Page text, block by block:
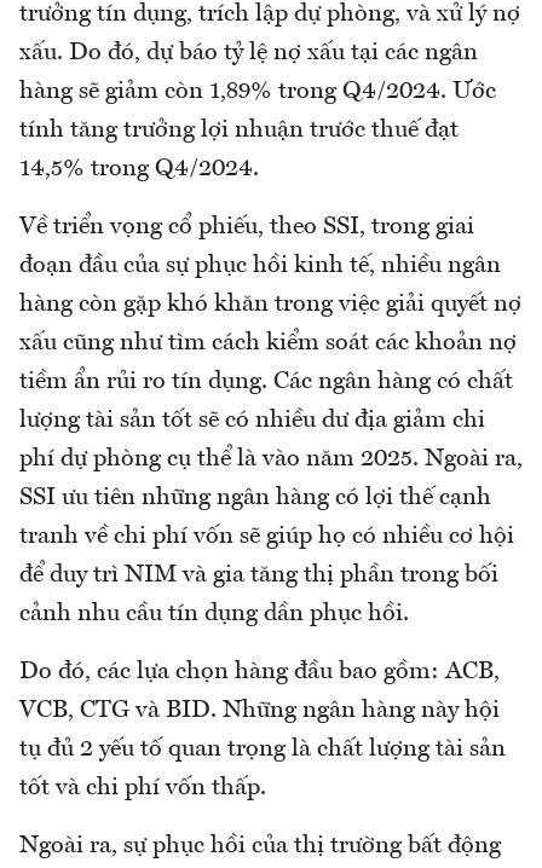
trưởng tín dụng, trích lập dự phòng, và xử lý nợ
xấu. Do đó, dự báo tỷ lệ nợ xấu tại các ngân
hàng sẽ giảm còn 1,89% trong Q4/2024. Ước
tính tăng trưởng lợi nhuận trước thuế đạt
14,5% trong Q4/2024.
Về triển vọng cổ phiếu, theo SSI, trong giai
đoạn đầu của sự phục hồi kinh tế, nhiều ngân
hàng còn gặp khó khăn trong việc giải quyết nợ
xấu cũng như tìm cách kiểm soát các khoản nợ
tiềm ẩn rủi ro tín dụng. Các ngân hàng có chất
lượng tài sản tốt sẽ có nhiều dư địa giảm chi
phí dự phòng cụ thể là vào năm 2025. Ngoài ra,
SSI ưu tiên những ngân hàng có lợi thế cạnh
tranh về chi phí vốn sẽ giúp họ có nhiều cơ hội
để duy trì NIM và gia tăng thị phần trong bối
cảnh nhu cầu tín dụng dần phục hồi.
Do đó, các lựa chọn hàng đầu bao gồm: ACB,
VCB, CTG và BID. Những ngân hàng này hội
tụ đủ 2 yếu tố quan trọng là chất lượng tài sản
tốt và chi phí vốn thấp.
Ngoài ra, sự phục hồi của thị trường bất động